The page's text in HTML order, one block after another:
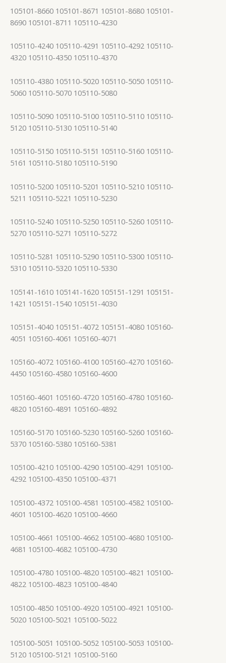
105101-8660 105101-8671 105101-8680 105101-
8690 105101-8711 105110-4230
105110-4240 105110-4291 105110-4292 105110-
4320 105110-4350 105110-4370
105110-4380 105110-5020 105110-5050 105110-
5060 105110-5070 105110-5080
105110-5090 105110-5100 105110-5110 105110-
5120 105110-5130 105110-5140
105110-5150 105110-5151 105110-5160 105110-
5161 105110-5180 105110-5190
105110-5200 105110-5201 105110-5210 105110-
5211 105110-5221 105110-5230
105110-5240 105110-5250 105110-5260 105110-
5270 105110-5271 105110-5272
105110-5281 105110-5290 105110-5300 105110-
5310 105110-5320 105110-5330
105141-1610 105141-1620 105151-1291 105151-
1421 105151-1540 105151-4030
105151-4040 105151-4072 105151-4080 105160-
4051 105160-4061 105160-4071
105160-4072 105160-4100 105160-4270 105160-
4450 105160-4580 105160-4600
105160-4601 105160-4720 105160-4780 105160-
4820 105160-4891 105160-4892
105160-5170 105160-5230 105160-5260 105160-
5370 105160-5380 105160-5381
105100-4210 105100-4290 105100-4291 105100-
4292 105100-4350 105100-4371
105100-4372 105100-4581 105100-4582 105100-
4601 105100-4620 105100-4660
105100-4661 105100-4662 105100-4680 105100-
4681 105100-4682 105100-4730
105100-4780 105100-4820 105100-4821 105100-
4822 105100-4823 105100-4840
105100-4850 105100-4920 105100-4921 105100-
5020 105100-5021 105100-5022
105100-5051 105100-5052 105100-5053 105100-
5120 105100-5121 105100-5160